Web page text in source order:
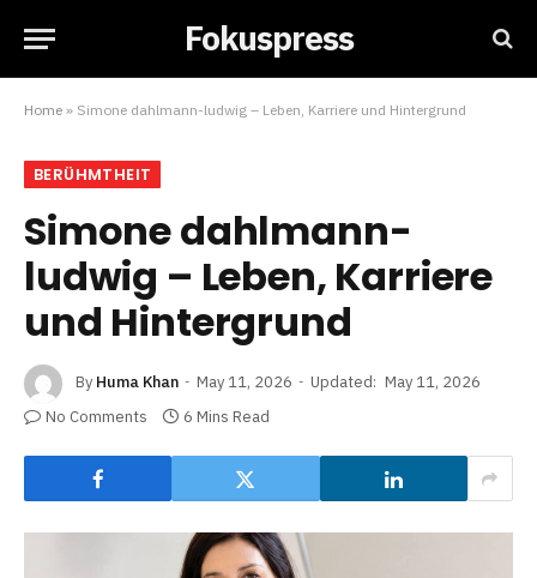
Fokuspress
Home » Simone dahlmann-ludwig – Leben, Karriere und Hintergrund
BERÜHMTHEIT
Simone dahlmann-
ludwig – Leben, Karriere
und Hintergrund
By Huma Khan May 11, 2026 Updated: May 11, 2026
No Comments
6 Mins Read